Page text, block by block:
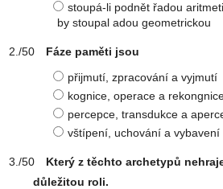
stoupá-li podnět řadou
by stoupal adou geometrickou
Fáze paměti jsou
přijmutí, zpracování a vyjmutí
kognice, operace a
percepce, transdukce a
vštípení, uchování a vybavení
Který z těchto archetypů
důležitou roli.